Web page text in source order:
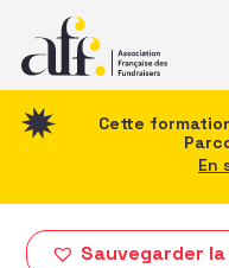
Cette
En
Sauvegarder